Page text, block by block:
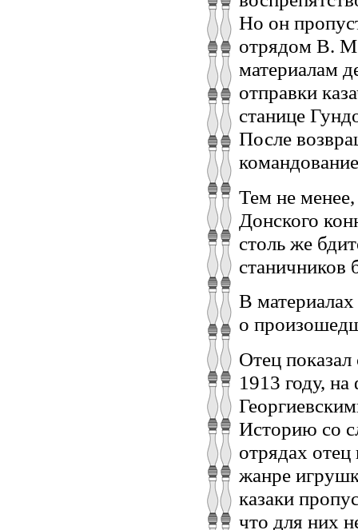
Но он
отрядом В.
материалам
отправки
станице
После
Тем не
Донского
столь же
станичников
В
о
Отец
1913 году,
Историю со
отрядах
жанре
казаки
что для них